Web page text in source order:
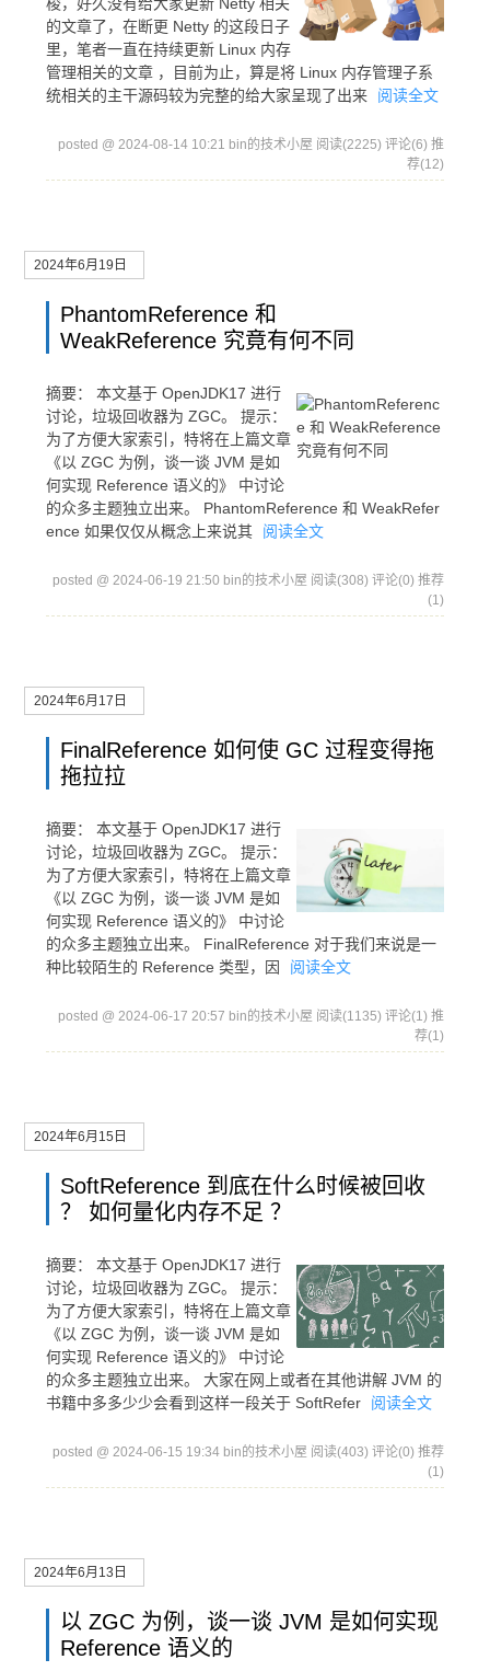
的文章了，在断更 Netty 的这段日子
里，笔者一直在持续更新 Linux 内存
管理相关的文章 ，目前为止，算是将 Linux 内存管理子系
统相关的主干源码较为完整的给大家呈现了出来
阅读全文
posted @ 2024-08-14 10:21 bin的技术小屋 阅读(2225) 评论(6) 推
荐(12)
2024年6月19日
PhantomReference 和
WeakReference 究竟有何不同
摘要： 本文基于 OpenJDK17 进行
讨论，垃圾回收器为 ZGC。 提示：
为了方便大家索引，特将在上篇文章
《以 ZGC 为例，谈一谈 JVM 是如
何实现 Reference 语义的》 中讨论
的众多主题独立出来。 PhantomReference 和 WeakRefer
ence 如果仅仅从概念上来说其
阅读全文
posted @ 2024-06-19 21:50 bin的技术小屋 阅读(308) 评论(0) 推荐
(1)
2024年6月17日
FinalReference 如何使 GC 过程变得拖
拖拉拉
摘要： 本文基于 OpenJDK17 进行
讨论，垃圾回收器为 ZGC。 提示：
为了方便大家索引，特将在上篇文章
《以 ZGC 为例，谈一谈 JVM 是如
何实现 Reference 语义的》 中讨论
的众多主题独立出来。 FinalReference 对于我们来说是一
种比较陌生的 Reference 类型，因
阅读全文
posted @ 2024-06-17 20:57 bin的技术小屋 阅读(1135) 评论(1) 推
荐(1)
2024年6月15日
SoftReference 到底在什么时候被回收
？ 如何量化内存不足 ？
摘要： 本文基于 OpenJDK17 进行
讨论，垃圾回收器为 ZGC。 提示：
为了方便大家索引，特将在上篇文章
《以 ZGC 为例，谈一谈 JVM 是如
何实现 Reference 语义的》 中讨论
的众多主题独立出来。 大家在网上或者在其他讲解 JVM 的
书籍中多多少少会看到这样一段关于 SoftRefer
阅读全文
posted @ 2024-06-15 19:34 bin的技术小屋 阅读(403) 评论(0) 推荐
(1)
2024年6月13日
以 ZGC 为例，谈一谈 JVM 是如何实现
Reference 语义的